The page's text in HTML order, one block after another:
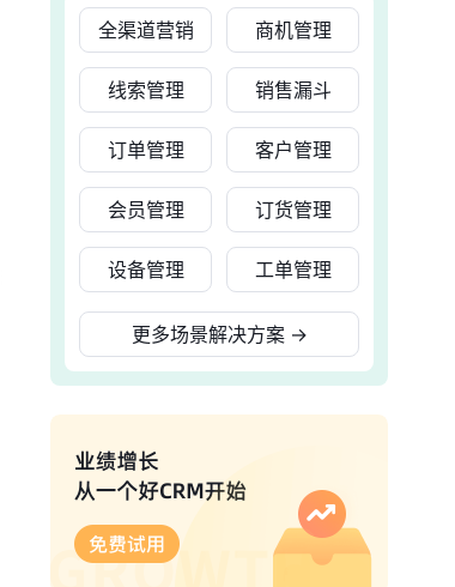
全渠道营销 商机管理
线索管理 销售漏斗
订单管理 客户管理
会员管理 订货管理
设备管理 工单管理
更多场景解决方案 →